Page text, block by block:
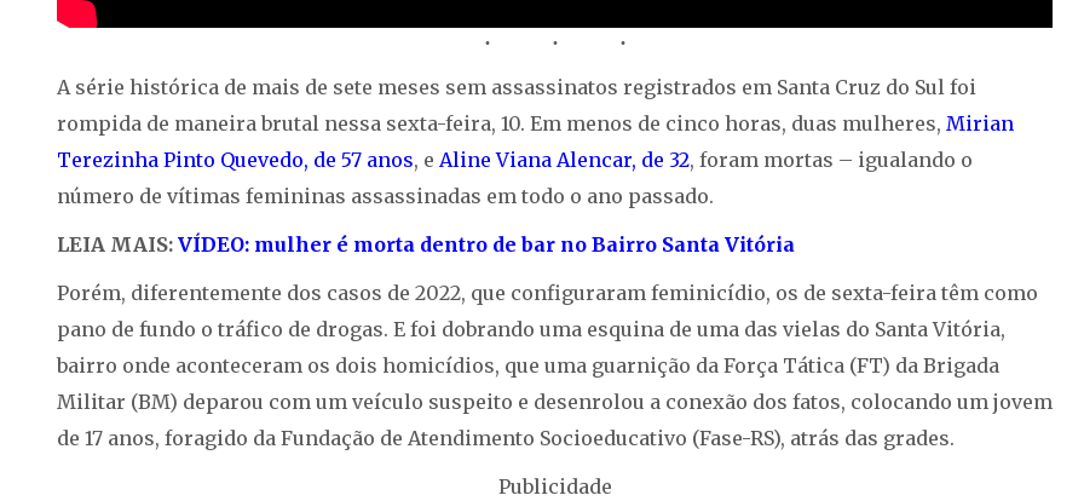
A série histórica de mais de sete meses sem assassinatos registrados em Santa Cruz do Sul foi
rompida de maneira brutal nessa sexta-feira, 10. Em menos de cinco horas, duas mulheres, Mirian
Terezinha Pinto Quevedo, de 57 anos, e Aline Viana Alencar, de 32, foram mortas – igualando o
número de vítimas femininas assassinadas em todo o ano passado.
LEIA MAIS: VÍDEO: mulher é morta dentro de bar no Bairro Santa Vitória
Porém, diferentemente dos casos de 2022, que configuraram feminicídio, os de sexta-feira têm como
pano de fundo o tráfico de drogas. E foi dobrando uma esquina de uma das vielas do Santa Vitória,
bairro onde aconteceram os dois homicídios, que uma guarnição da Força Tática (FT) da Brigada
Militar (BM) deparou com um veículo suspeito e desenrolou a conexão dos fatos, colocando um jovem
de 17 anos, foragido da Fundação de Atendimento Socioeducativo (Fase-RS), atrás das grades.
Publicidade